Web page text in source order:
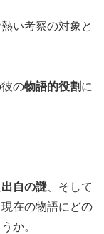
い考察の対象と
の物語的役割に
出自の謎 、そして
在の物語にどの
か。